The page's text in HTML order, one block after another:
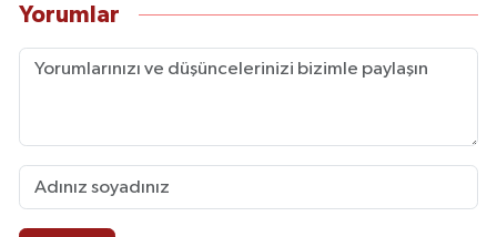
Yorumlar